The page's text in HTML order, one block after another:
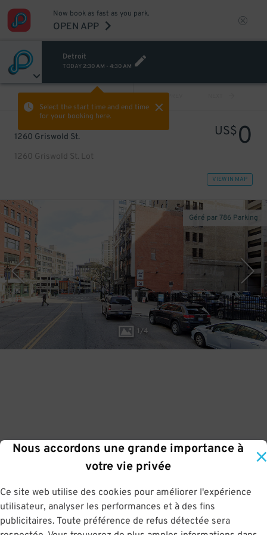
Nous accordons une grande importance à
votre vie privée
Ce site web utilise des cookies pour améliorer l'expérience
utilisateur, analyser les performances et à des fins
publicitaires. Toute préférence de refus détectée sera
Now book as fast as you park.
OPEN APP
Detroit
TODAY 2:30 AM - 4:30 AM
Select the start time and end time
for your booking here.
PREV
1260 Griswold St.
1260 Griswold St. Lot
US$0
VIEW IN MAP
1/4
Géré par 786 Parking